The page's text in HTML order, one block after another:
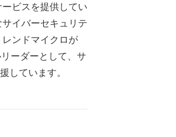
ビスを提供してい
イバーセキュリテ
ンドマイクロが
ーダーとして、サ
しています。